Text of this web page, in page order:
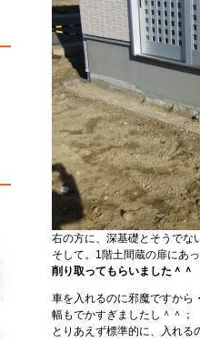
右の方に、深基礎とそうでな
そして。1階土間蔵の扉にあ
削り取ってもらいました＾＾
車を入れるのに邪魔ですから
幅もでかすぎましたし＾＾；
とりあえず標準的に、入れ